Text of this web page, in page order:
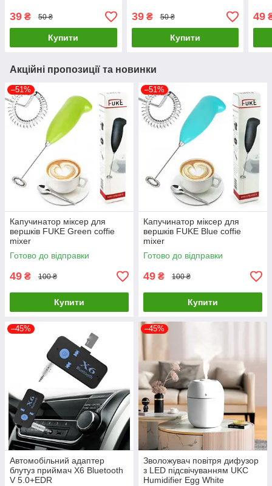
39 ₴ 50 ₴
Купити
39₴ 50 ₴
Купити
49
Акційні пропозиції та новинки
–51%
Капучинатор міксер для
вершків FUKE Green coffie
mixer
Готово до відправки
49 ₴ 100 ₴
Купити
–51%
Капучинатор міксер для
вершків FUKE Blue coffie
mixer
Готово до відправки
49 ₴ 100 ₴
Купити
–45%
Автомобільний адаптер
блутуз приймач X6 Bluetooth
V 5.0+EDR
–45%
Зволожувач повітря дифузор
з LED підсвічуванням UKC
Humidifier Egg White